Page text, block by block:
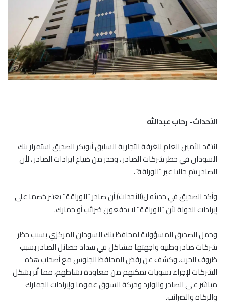
الأحداث- رحاب عبدالله
انتقد الأمين العام للغرفة التجارية السابق أبوبكر الصديق استمرار بنك
السودان في حظر شركات الصادر ، وحذر من ضياع ايرادات الصادر ، لأن
الصادر يتم حاليا عبر “الوراقة”.
وأكد الصديق في حديثه ل(الأحداث) أن صادر “الوراقة” يعتبر خصما على
إيرادات الدولة لأن “الوراقة” لا يدفعون ضرائب أو جمارك.
وحمل الصديق المسؤولية لمحافظ بنك السودان المركزي بسبب حظر
شركات صادر وطنية واجهتها مشاكل في سداد حصائل الصادر بسبب
ظروف الحرب، وكشف عن رفض المحافظ الجلوس مع أصحاب هذه
الشركات لإجراء تسويات تمكنهم من معاودة نشاطهم، مما أثر بشكل
مباشر على الصادر والوارد وحركة السوق عموما وإيرادات الجمارك
والزكاة والضرائب.